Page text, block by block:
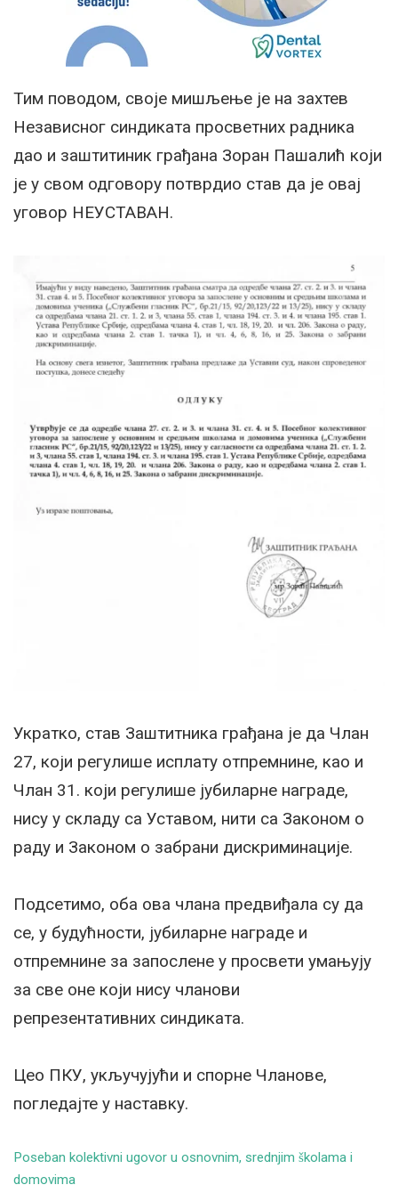
Тим поводом, своје мишљење је на захтев
Независног синдиката просветних радника
дао и заштитиник грађана Зоран Пашалић који
је у свом одговору потврдио став да је овај
уговор НЕУСТАВАН.
Укратко, став Заштитника грађана је да Члан
27, који регулише исплату отпремнине, као и
Члан 31. који регулише јубиларне награде,
нису у складу са Уставом, нити са Законом о
раду и Законом о забрани дискриминације.
Подсетимо, оба ова члана предвиђала су да
се, у будућности, јубиларне награде и
отпремнине за запослене у просвети умањују
за све оне који нису чланови
репрезентативних синдиката.
Цео ПКУ, укључујући и спорне Чланове,
погледајте у наставку.
Poseban kolektivni ugovor u osnovnim, srednjim školama i
domovima